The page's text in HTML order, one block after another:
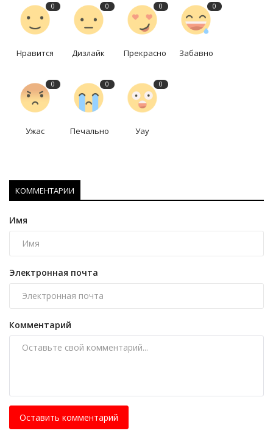
0
Нравится
0
Дизлайк
0
Прекрасно
0
Забавно
0
Ужас
0
Печально
0
Уау
КОММЕНТАРИИ
Имя
Электронная почта
Комментарий
Оставить комментарий